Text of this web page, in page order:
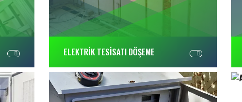
ELEKTRİK TESİSATI DÖŞEME